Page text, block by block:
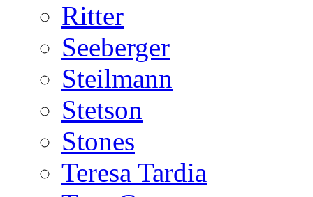
Ritter
Seeberger
Steilmann
Stetson
Stones
Teresa Tardia